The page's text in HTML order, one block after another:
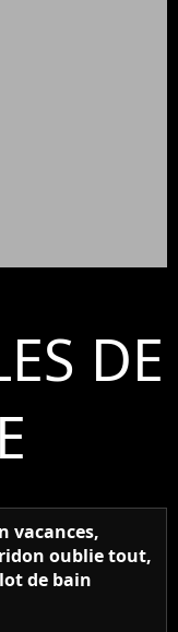
DE
vacances,
oublie tout,
de bain